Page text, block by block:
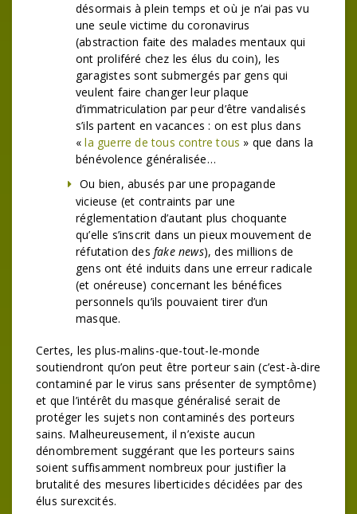
désormais à plein temps et où je n’ai pas vu
une seule victime du coronavirus
(abstraction faite des malades mentaux qui
ont proliféré chez les élus du coin), les
garagistes sont submergés par gens qui
veulent faire changer leur plaque
d’immatriculation par peur d’être vandalisés
s’ils partent en vacances : on est plus dans
«la guerre de tous contre tous » que dans la
bénévolence généralisée…
Ou bien, abusés par une propagande
vicieuse (et contraints par une
réglementation d’autant plus choquante
qu’elle s’inscrit dans un pieux mouvement de
réfutation des fake news), des millions de
gens ont été induits dans une erreur radicale
(et onéreuse) concernant les bénéfices
personnels qu’ils pouvaient tirer d’un
masque.
Certes, les plus-malins-que-tout-le-monde
soutiendront qu’on peut être porteur sain (c’est-à-dire
contaminé par le virus sans présenter de symptôme)
et que l’intérêt du masque généralisé serait de
protéger les sujets non contaminés des porteurs
sains. Malheureusement, il n’existe aucun
dénombrement suggérant que les porteurs sains
soient suffisamment nombreux pour justifier la
brutalité des mesures liberticides décidées par des
élus surexcités.